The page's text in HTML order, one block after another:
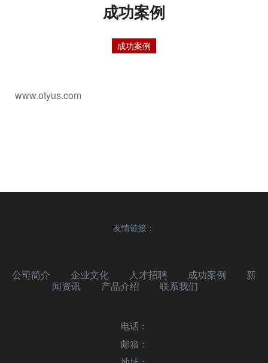
成功案例
成功案例
www.otyus.com
友情链接：
公司简介 企业文化 人才招聘 成功案例
新
闻资讯
产品介绍 联系我们
电话：
邮箱：